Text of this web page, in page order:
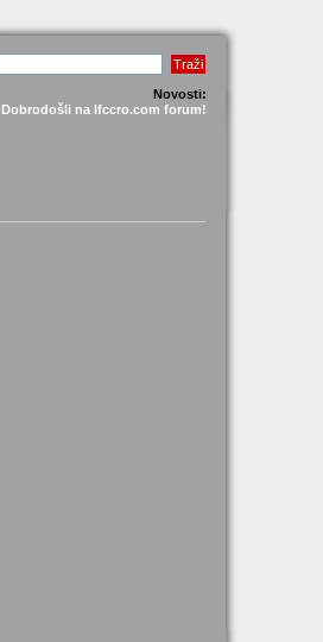
Novosti:
Dobrodošli na lfccro.com forum!